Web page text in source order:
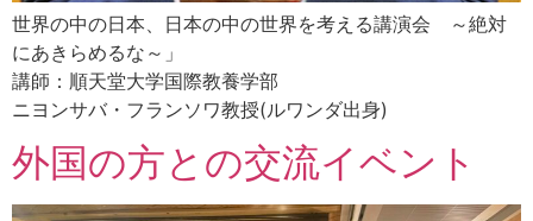
世界の中の日本、日本の中の世界を考える講演会 ～絶対
にあきらめるな～」
講師：順天堂大学国際教養学部
ニヨンサバ・フランソワ教授(ルワンダ出身)
外国の方との交流イベント